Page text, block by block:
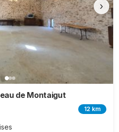
›
de Montaigut
12 km